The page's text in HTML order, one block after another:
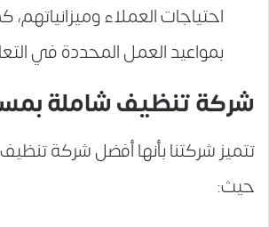
احتياجات العملاء وميزانياتهم،
بمواعيد العمل المحددة في
شركة تنظيف شاملة
تتميز شركتنا بأنها أفضل شركة
حيث: